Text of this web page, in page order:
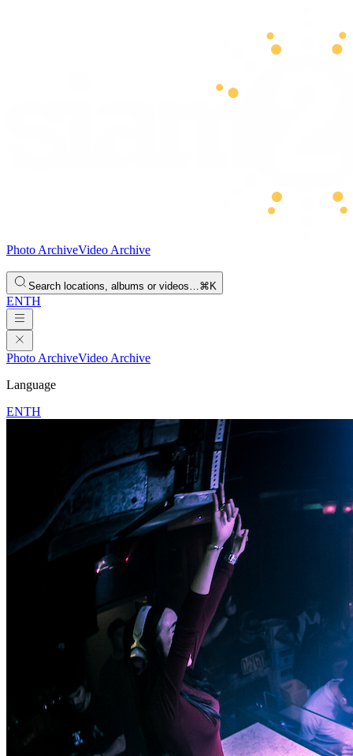
Photo ArchiveVideo Archive
Search locations, albums or videos…⌘K
ENTH
Photo ArchiveVideo Archive
Language
ENTH